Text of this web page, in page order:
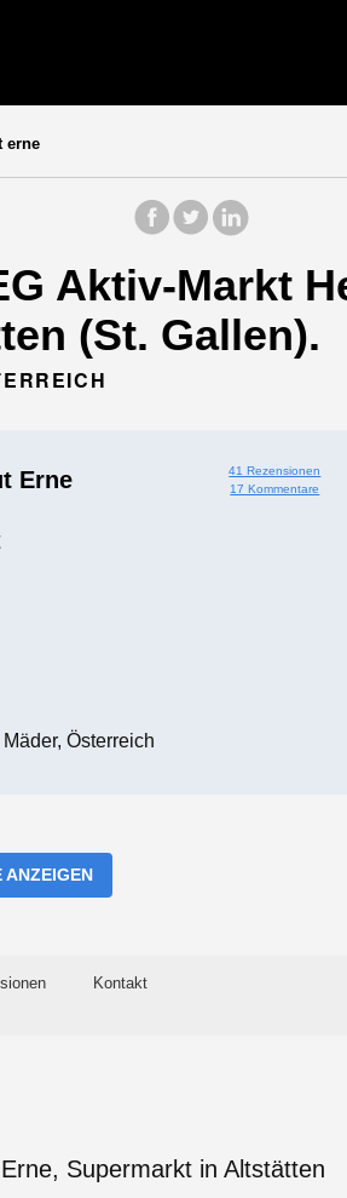
erne
Aktiv-Markt
(St. Gallen).
Erne
41 Rezensionen
17 Kommentare
Österreich
ANZEIGEN
Kontakt
Supermarkt in Altstätten